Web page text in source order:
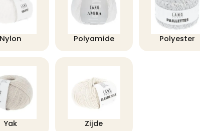
Nylon Polyamide Polyester
Yak Zijde